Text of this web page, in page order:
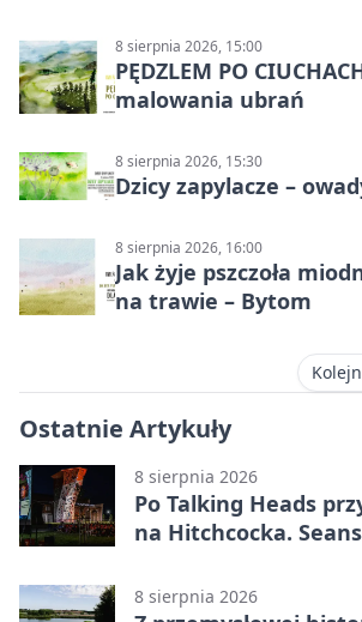
8 sierpnia 2026, 15:00
PĘDZLEM PO
malowania ubrań
8 sierpnia 2026, 15:30
Dzicy zapylacze –
8 sierpnia 2026, 16:00
Jak żyje pszczoła
na trawie – Bytom
Ostatnie Artykuły
8 sierpnia 2026
Po Talking Heads
na Hitchcocka.
8 sierpnia 2026